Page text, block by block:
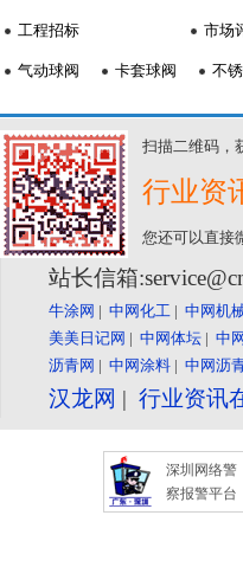
工程招标 市场
气动球阀 卡套球阀 不
扫描二维码，
行业资
您还可以直接
站长信箱
牛涂网 | 中网化工 | 中网机
美美日记网 | 中网体坛 | 中
沥青网 | 中网涂料 | 中网沥
汉龙网 | 行业资讯
深圳网络警
察报警平台